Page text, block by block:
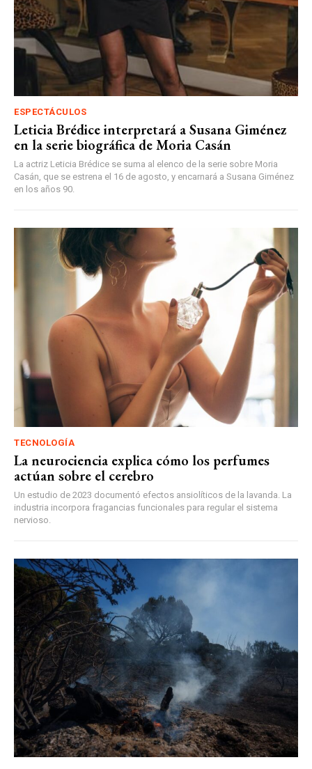
ESPECTÁCULOS
Leticia Brédice interpretará a Susana Giménez
en la serie biográfica de Moria Casán
La actriz Leticia Brédice se suma al elenco de la serie sobre Moria
Casán, que se estrena el 16 de agosto, y encarnará a Susana Giménez
en los años 90.
TECNOLOGÍA
La neurociencia explica cómo los perfumes
actúan sobre el cerebro
Un estudio de 2023 documentó efectos ansiolíticos de la lavanda. La
industria incorpora fragancias funcionales para regular el sistema
nervioso.